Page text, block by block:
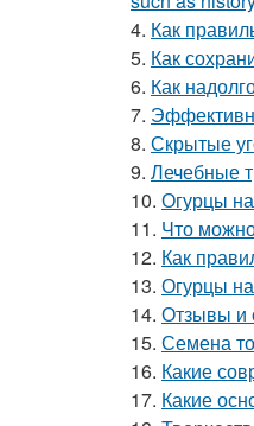
4. Как
5. Как
6. Как
7.
8. Скрытые
9. Лечебные
10. Огурцы
11. Что
12. Как
13. Огурцы
14. Отзывы и
15. Семена
16. Какие
17. Какие